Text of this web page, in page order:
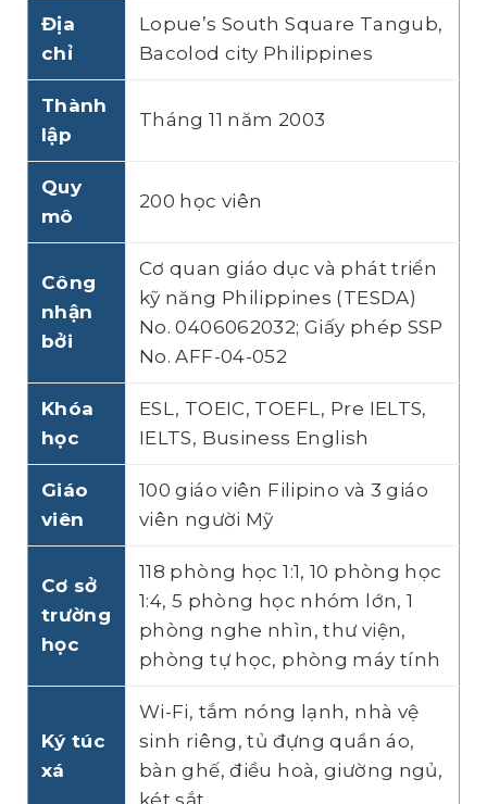
Địa
chỉ
Lopue’s South Square Tangub,
Bacolod city Philippines
Thành
lập
Tháng 11 năm 2003
Quy
mô
200 học viên
Công
nhận
bởi
Cơ quan giáo dục và phát triển
kỹ năng Philippines (TESDA)
No. 0406062032; Giấy phép SSP
No. AFF-04-052
Khóa
học
ESL, TOEIC, TOEFL, Pre IELTS,
IELTS, Business English
Giáo
viên
100 giáo viên Filipino và 3 giáo
viên người Mỹ
Cơ sở
trường
học
118 phòng học 1:1, 10 phòng học
1:4, 5 phòng học nhóm lớn, 1
phòng nghe nhìn, thư viện,
phòng tự học, phòng máy tính
Ký túc
xá
Wi-Fi, tắm nóng lạnh, nhà vệ
sinh riêng, tủ đựng quần áo,
bàn ghế, điều hoà, giường ngủ,
két sắt…